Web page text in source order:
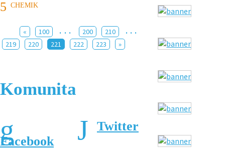
CHEMIK
« 100 ... 200 210 ...
219 220 221 222 223 »
Komunita
Facebook
Twitter